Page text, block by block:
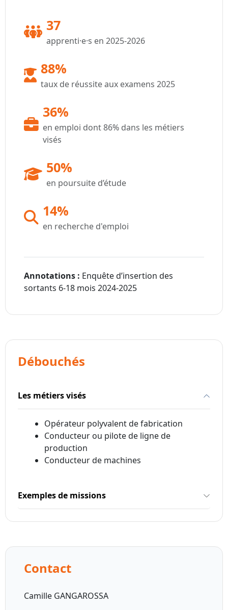
37
apprenti·e·s en 2025-2026
88%
taux de réussite aux examens 2025
36%
en emploi dont 86% dans les métiers
visés
50%
en poursuite d’étude
14%
en recherche d'emploi
Annotations : Enquête d’insertion des
sortants 6-18 mois 2024-2025
Débouchés
Les métiers visés
Opérateur polyvalent de fabrication
Conducteur ou pilote de ligne de
production
Conducteur de machines
Exemples de missions
Contact
Camille GANGAROSSA